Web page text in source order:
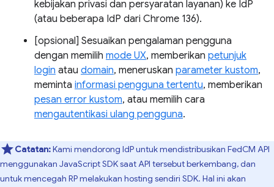
kebijakan privasi dan persyaratan layanan) ke IdP
(atau beberapa IdP dari Chrome 136).
[opsional] Sesuaikan pengalaman pengguna
dengan memilih mode UX, memberikan petunjuk
login atau domain, meneruskan parameter kustom,
meminta informasi pengguna tertentu, memberikan
pesan error kustom, atau memilih cara
mengautentikasi ulang pengguna.
Catatan:Kami mendorong IdP untuk mendistribusikan FedCM API
menggunakan JavaScript SDK saat API tersebut berkembang, dan
untuk mencegah RP melakukan hosting sendiri SDK. Hal ini akan